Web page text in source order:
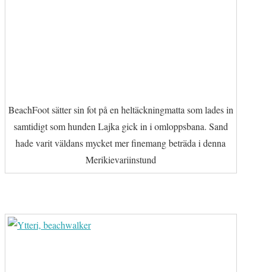
BeachFoot sätter sin fot på en heltäckningmatta som lades in
samtidigt som hunden Lajka gick in i omloppsbana. Sand
hade varit väldans mycket mer finemang beträda i denna
Merikievariinstund